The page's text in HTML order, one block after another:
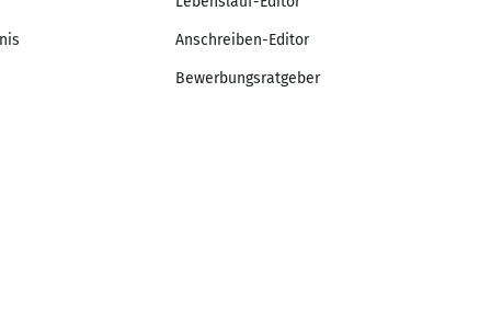
Anschreiben-Editor
Bewerbungsratgeber